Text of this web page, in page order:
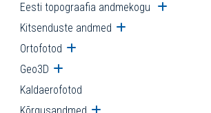
Eesti topograafia andmekogu Ava
Kitsenduste andmed Ava alammenüü
Ortofotod Ava alammenüü
Geo3D Ava alammenüü
Kaldaerofotod
Ava alammenüü